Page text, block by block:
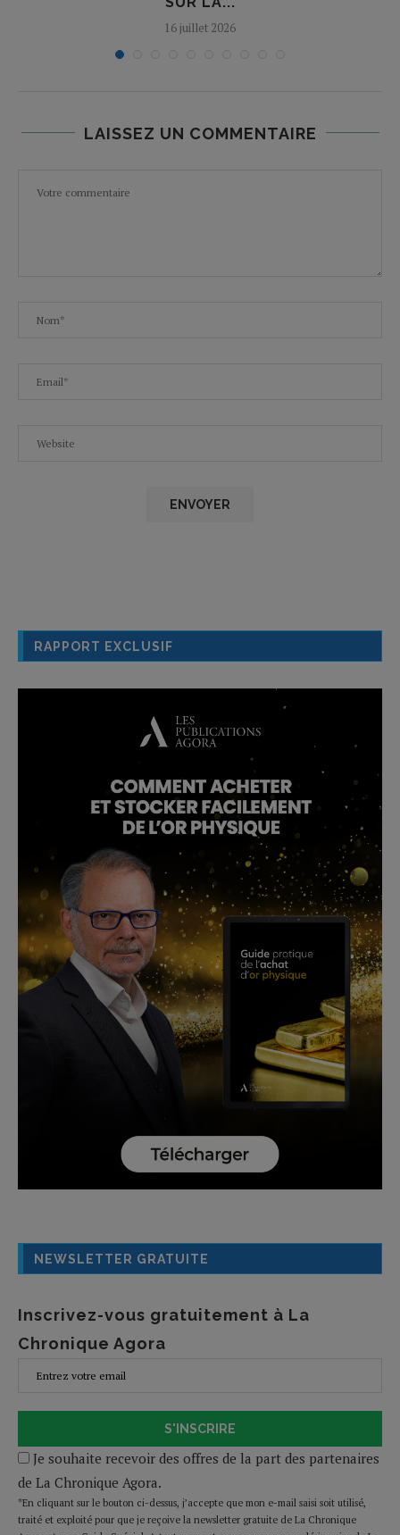
16 juillet 2026
LAISSEZ UN COMMENTAIRE
RAPPORT EXCLUSIF
NEWSLETTER GRATUITE
Inscrivez-vous gratuitement à La
Chronique Agora
S'INSCRIRE
Je souhaite recevoir des offres de la part des partenaires
de La Chronique Agora.
*En cliquant sur le bouton ci-dessus, j’accepte que mon e-mail saisi soit utilisé,
traité et exploité pour que je reçoive la newsletter gratuite de La Chronique